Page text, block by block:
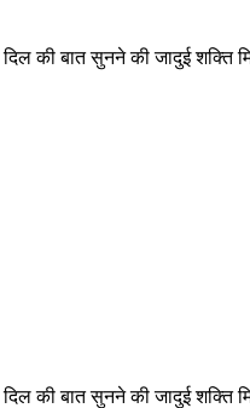
की बात सुनने की जादुई शक्ति
की बात सुनने की जादुई शक्ति